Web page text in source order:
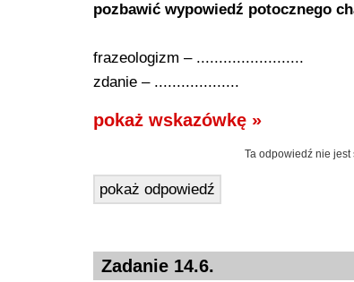
pozbawić wypowiedź potocznego
frazeologizm – ........................
zdanie – ...................
pokaż wskazówkę »
Ta odpowiedź nie
pokaż odpowiedź
Zadanie 14.6.